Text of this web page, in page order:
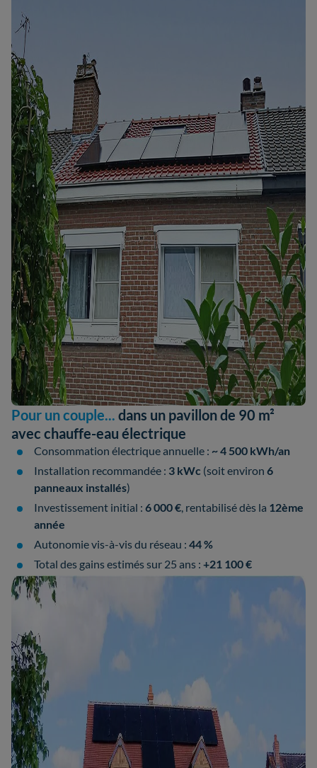
Pour un couple... dans un pavillon de 90 m²
avec chauffe-eau électrique
Consommation électrique annuelle : ~ 4 500 kWh/an
Installation recommandée : 3 kWc (soit environ 6
panneaux installés)
Investissement initial : 6 000 €, rentabilisé dès la 12ème
année
Autonomie vis-à-vis du réseau : 44 %
Total des gains estimés sur 25 ans : +21 100 €